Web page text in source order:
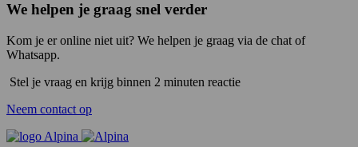
We helpen je graag snel verder
Kom je er online niet uit? We helpen je graag via de chat of
Whatsapp.
Stel je vraag en krijg binnen 2 minuten reactie
Neem contact op